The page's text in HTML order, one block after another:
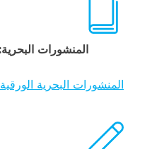
المنشورات
المنشورات البحرية